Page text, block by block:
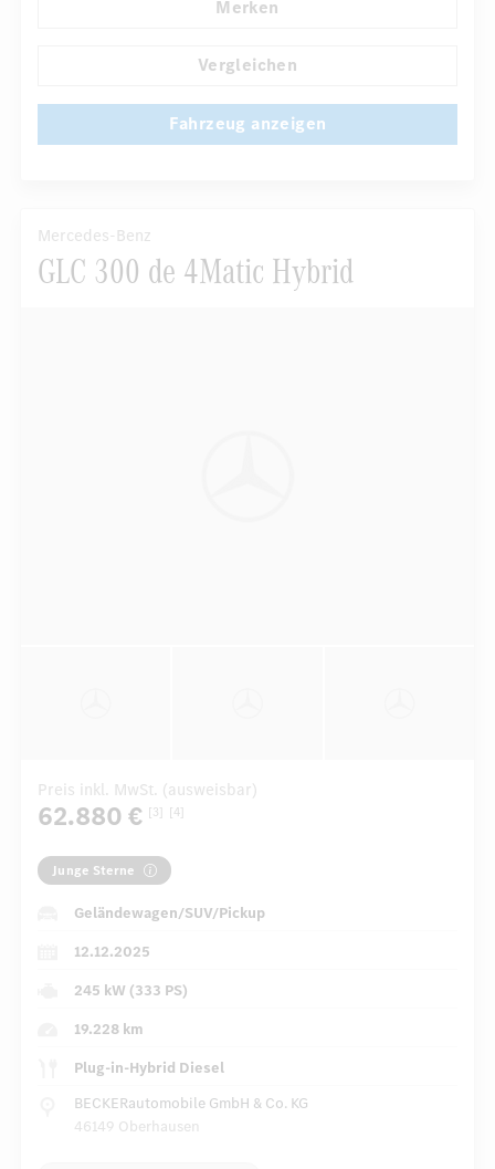
Rücksitze klappbar
Merken
Vergleichen
Fahrzeug anzeigen
Mercedes-Benz
GLC 300 de 4Matic Hybrid
Preis inkl. MwSt. (ausweisbar)
62.880 € [3] [4]
Junge Sterne
Geländewagen/SUV/Pickup
12.12.2025
245 kW (333 PS)
19.228 km
Plug-in-Hybrid Diesel
BECKERautomobile GmbH & Co. KG
46149 Oberhausen